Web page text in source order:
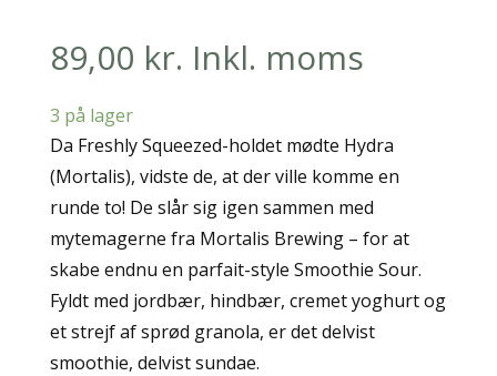
89,00 kr. Inkl. moms
3 på lager
Da Freshly Squeezed-holdet mødte Hydra
(Mortalis), vidste de, at der ville komme en
runde to! De slår sig igen sammen med
mytemagerne fra Mortalis Brewing – for at
skabe endnu en parfait-style Smoothie Sour.
Fyldt med jordbær, hindbær, cremet yoghurt og
et strejf af sprød granola, er det delvist
smoothie, delvist sundae.